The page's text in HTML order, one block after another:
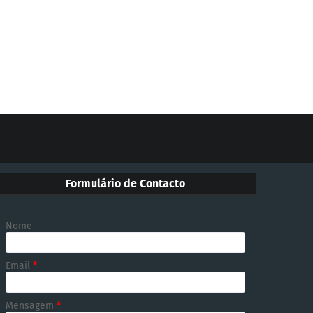
Formulário de Contacto
Nome
Email *
Mensagem *